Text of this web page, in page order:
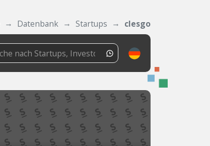
Datenbank Startups clesgo